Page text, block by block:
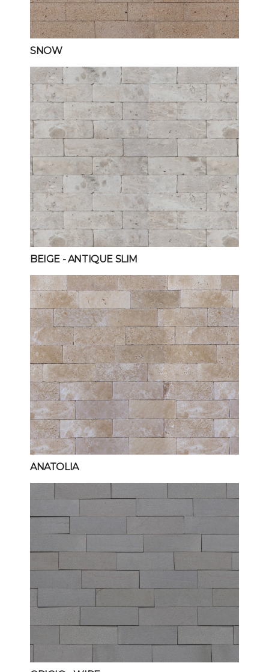
SNOW
BEIGE - ANTIQUE SLIM
ANATOLIA